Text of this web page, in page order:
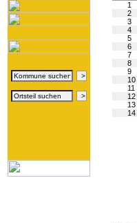
1
2
3
4
5
6
7
8
9
10
11
12
13
14